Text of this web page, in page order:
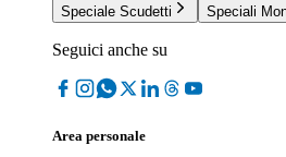
Speciale Scudetti
Speciali
Seguici anche su
Area personale